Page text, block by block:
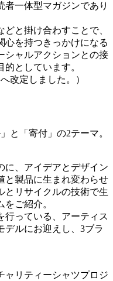
者⼀体型マガジンであり
と掛け合わすことで、
心を持つきっかけになる
シャルアクションとの接
としています。
改定しました。）
と「寄付」の2テーマ。
に、アイデアとデザイン
と製品に生まれ変わらせ
とリサイクルの技術で生
ご紹介。
行っている、アーティス
デルにお迎えし、3ブラ
ャリティーシャツプロジ